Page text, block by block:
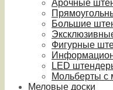
Арочные
Большие
Фигурные
LED
Мольберты с
Меловые доски